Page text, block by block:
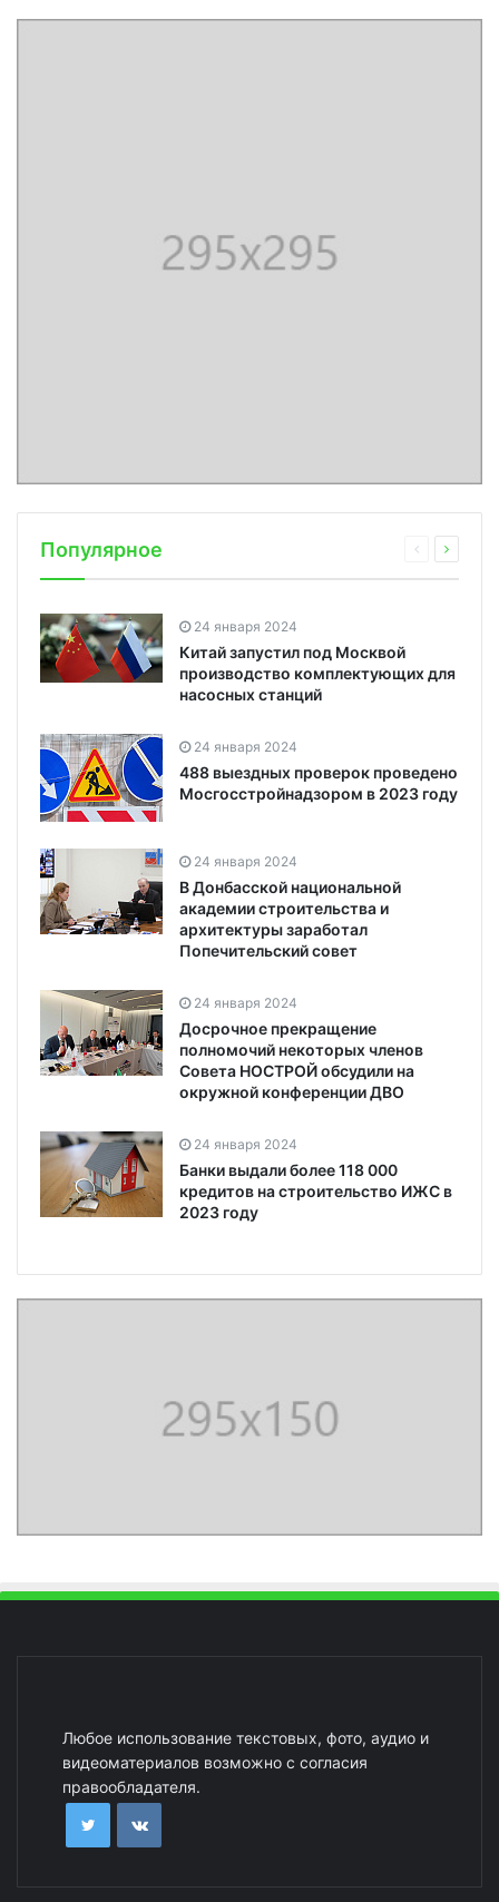
Популярное
24 января 2024
Китай запустил под Москвой
производство комплектующих для
насосных станций
24 января 2024
488 выездных проверок проведено
Мосгосстройнадзором в 2023 году
24 января 2024
В Донбасской национальной
академии строительства и
архитектуры заработал
Попечительский совет
24 января 2024
Досрочное прекращение
полномочий некоторых членов
Совета НОСТРОЙ обсудили на
окружной конференции ДВО
24 января 2024
Банки выдали более 118 000
кредитов на строительство ИЖС в
2023 году
Любое использование текстовых, фото, аудио и
видеоматериалов возможно с согласия
правообладателя.